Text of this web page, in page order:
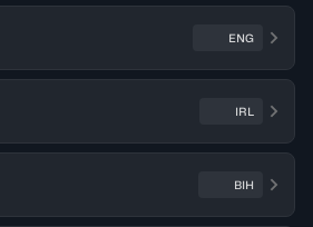
ENG
IRL
BIH